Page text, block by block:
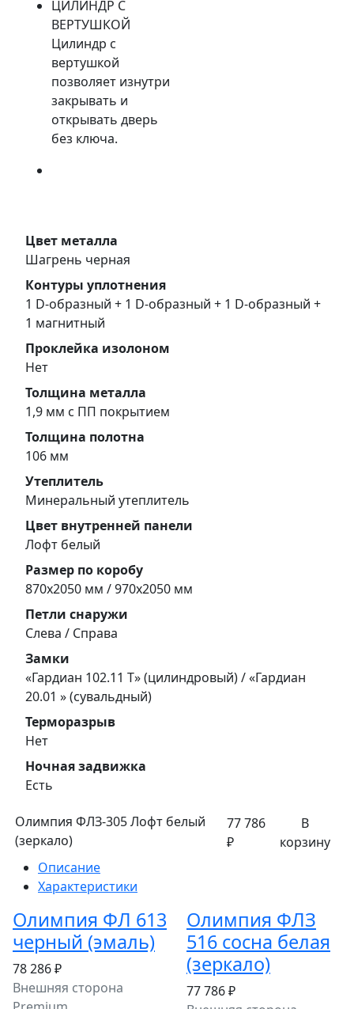
ЦИЛИНДР С
ВЕРТУШКОЙ
Цилиндр с
вертушкой
позволяет изнутри
закрывать и
открывать дверь
без ключа.
Цвет металла
Шагрень черная
Контуры уплотнения
1 D-образный + 1 D-образный + 1 D-образный +
1 магнитный
Проклейка изолоном
Нет
Толщина металла
1,9 мм с ПП покрытием
Толщина полотна
106 мм
Утеплитель
Минеральный утеплитель
Цвет внутренней панели
Лофт белый
Размер по коробу
870х2050 мм / 970х2050 мм
Петли снаружи
Слева / Справа
Замки
«Гардиан 102.11 Т» (цилиндровый) / «Гардиан
20.01 » (сувальдный)
Терморазрыв
Нет
Ночная задвижка
Есть
Олимпия ФЛЗ-305 Лофт белый
(зеркало)
77 786
₽
В
корзину
Описание
Характеристики
Олимпия ФЛ 613
черный (эмаль)
78 286 ₽
Внешняя сторона
Олимпия ФЛЗ
516 сосна белая
(зеркало)
77 786 ₽